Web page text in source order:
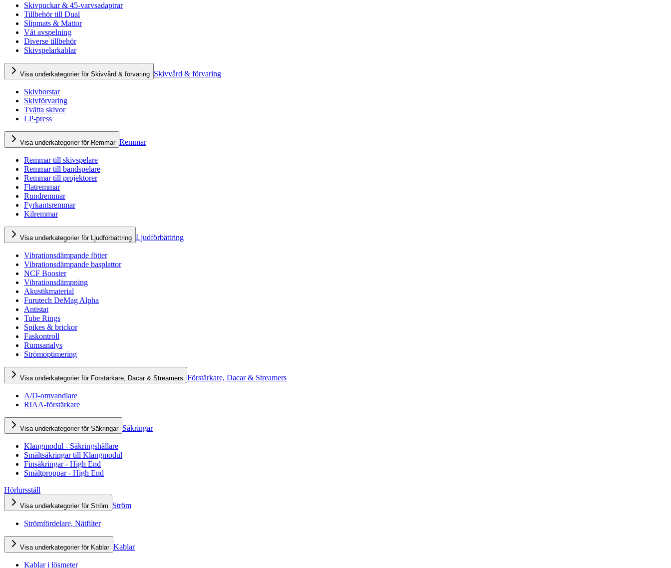
Skivpuckar & 45-varvsadaptrar
Tillbehör till Dual
Slipmats & Mattor
Våt avspelning
Diverse tillbehör
Skivspelarkablar
Visa underkategorier för Skivvård & förvaring Skivvård & förvaring
Skivborstar
Skivförvaring
Tvätta skivor
LP-press
Visa underkategorier för Remmar Remmar
Remmar till skivspelare
Remmar till bandspelare
Remmar till projektorer
Flatremmar
Rundremmar
Fyrkantsremmar
Kilremmar
Visa underkategorier för Ljudförbättring Ljudförbättring
Vibrationsdämpande fötter
Vibrationsdämpande basplattor
NCF Booster
Vibrationsdämpning
Akustikmaterial
Furutech DeMag Alpha
Antistat
Tube Rings
Spikes & brickor
Faskontroll
Rumsanalys
Strömoptimering
Visa underkategorier för Förstärkare, Dacar & Streamers Förstärkare, Dacar & Streamers
A/D-omvandlare
RIAA-förstärkare
Visa underkategorier för Säkringar Säkringar
Klangmodul - Säkringshållare
Smältsäkringar till Klangmodul
Finsäkringar - High End
Smältproppar - High End
Hörlursställ
Visa underkategorier för Ström Ström
Strömfördelare, Nätfilter
Visa underkategorier för Kablar Kablar
Kablar i lösmeter